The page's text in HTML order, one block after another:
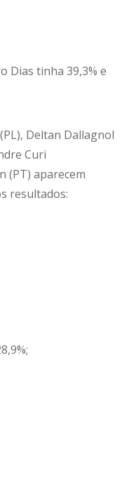
Dias tinha 39,3% e
Deltan Dallagnol
Curi
(PT) aparecem
resultados: